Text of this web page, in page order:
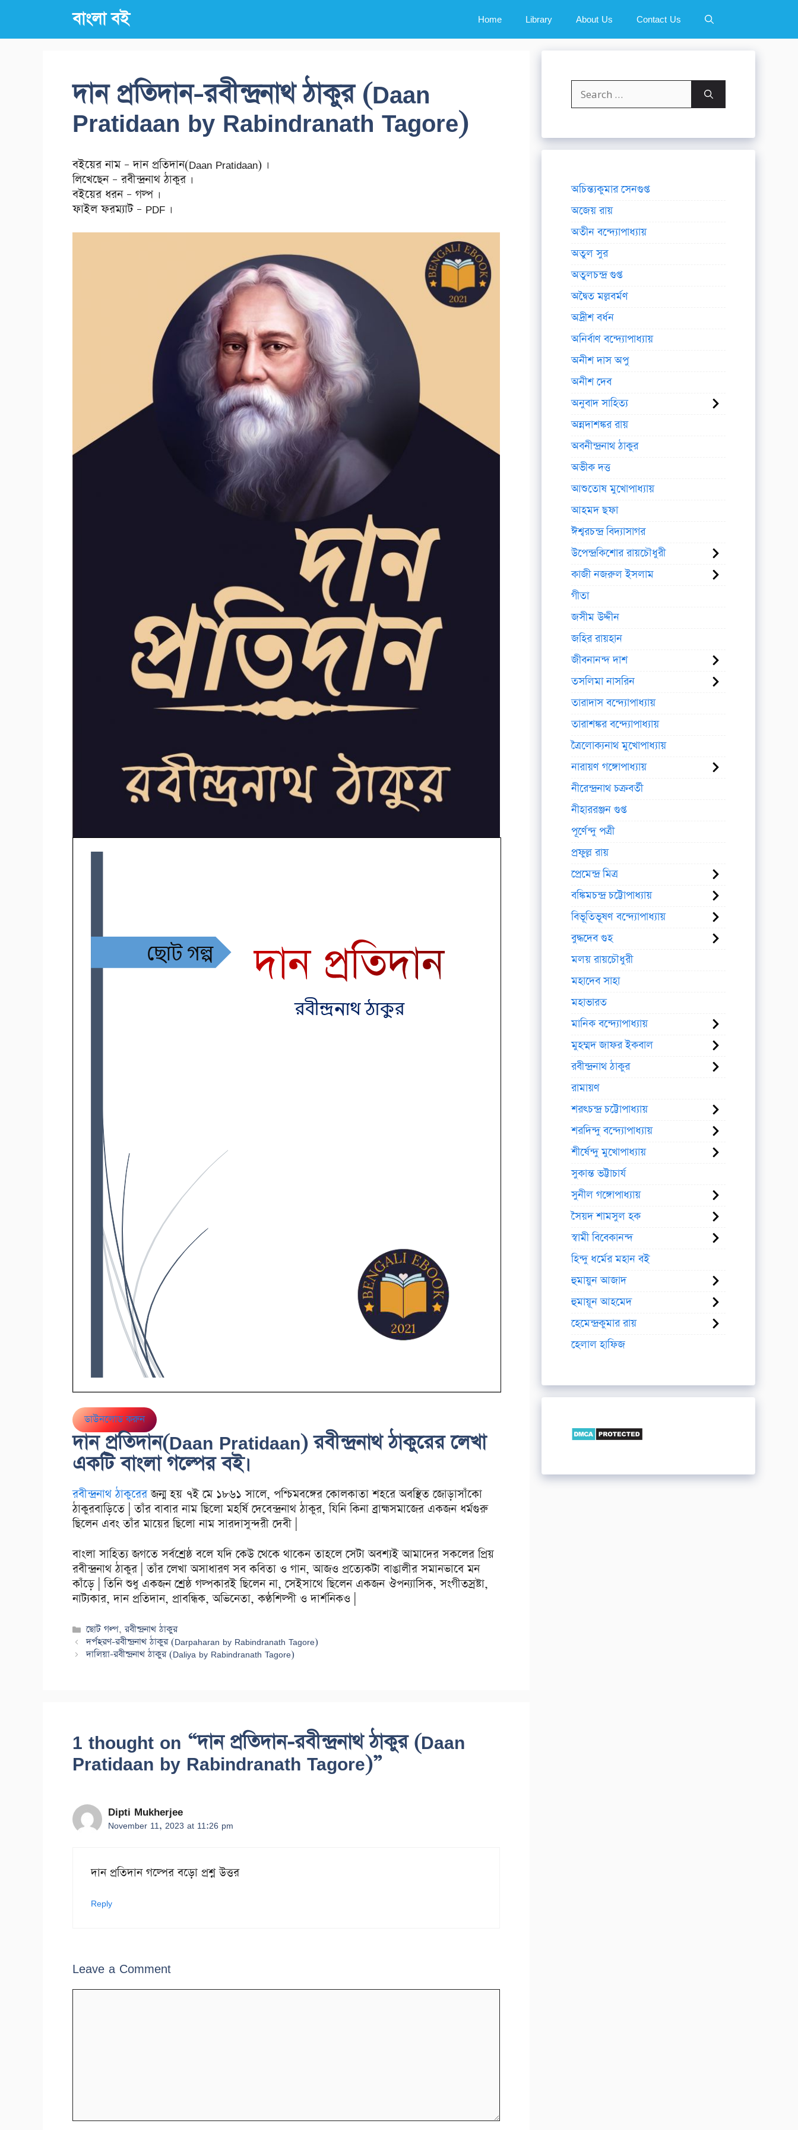
content
বাংলা বই Home Library About Us Contact Us
দান প্রতিদান-রবীন্দ্রনাথ ঠাকুর (Daan
Pratidaan by Rabindranath Tagore)
বইয়ের নাম – দান প্রতিদান(Daan Pratidaan) ।
লিখেছেন – রবীন্দ্রনাথ ঠাকুর ।
বইয়ের ধরন – গল্প ।
ফাইল ফরম্যাট – PDF ।
ডাউনলোড করুন
দান প্রতিদান(Daan Pratidaan) রবীন্দ্রনাথ ঠাকুরের লেখা
একটি বাংলা গল্পের বই।
রবীন্দ্রনাথ ঠাকুরেরজন্ম হয় ৭ই মে ১৮৬১ সালে, পশ্চিমবঙ্গের কোলকাতা শহরে অবস্থিত জোড়াসাঁকো
ঠাকুরবাড়িতে | তাঁর বাবার নাম ছিলো মহর্ষি দেবেন্দ্রনাথ ঠাকুর, যিনি কিনা ব্রাহ্মসমাজের একজন ধর্মগুরু
ছিলেন এবং তাঁর মায়ের ছিলো নাম সারদাসুন্দরী দেবী |
বাংলা সাহিত্য জগতে সর্বশ্রেষ্ঠ বলে যদি কেউ থেকে থাকেন তাহলে সেটা অবশ্যই আমাদের সকলের প্রিয়
রবীন্দ্রনাথ ঠাকুর | তাঁর লেখা অসাধারণ সব কবিতা ও গান, আজও প্রত্যেকটা বাঙালীর সমানভাবে মন
কাঁড়ে | তিনি শুধু একজন শ্রেষ্ঠ গল্পকারই ছিলেন না, সেইসাথে ছিলেন একজন ঔপন্যাসিক, সংগীতস্রষ্টা,
নাট্যকার, দান প্রতিদান, প্রাবন্ধিক, অভিনেতা, কণ্ঠশিল্পী ও দার্শনিকও |
Categories
ছোট গল্প,রবীন্দ্রনাথ ঠাকুর
দর্পহরণ-রবীন্দ্রনাথ ঠাকুর (Darpaharan by Rabindranath Tagore)
দালিয়া-রবীন্দ্রনাথ ঠাকুর (Daliya by Rabindranath Tagore)
1 thought on “দান প্রতিদান-রবীন্দ্রনাথ ঠাকুর (Daan
Pratidaan by Rabindranath Tagore)”
Dipti Mukherjee
November 11, 2023 at 11:26 pm
দান প্রতিদান গল্পের বড়ো প্রশ্ন উত্তর
Reply
Leave a Comment
Search
for:
অচিন্ত্যকুমার সেনগুপ্ত
অজেয় রায়
অতীন বন্দ্যোপাধ্যায়
অতুল সুর
অতুলচন্দ্র গুপ্ত
অদ্বৈত মল্লবর্মণ
অদ্রীশ বর্ধন
অনির্বাণ বন্দ্যোপাধ্যায়
অনীশ দাস অপু
অনীশ দেব
অনুবাদ সাহিত্য
অন্নদাশঙ্কর রায়
অবনীন্দ্রনাথ ঠাকুর
অভীক দত্ত
আশুতোষ মুখোপাধ্যায়
আহমদ ছফা
ঈশ্বরচন্দ্র বিদ্যাসাগর
উপেন্দ্রকিশোর রায়চৌধুরী
কাজী নজরুল ইসলাম
গীতা
জসীম উদ্দীন
জহির রায়হান
জীবনানন্দ দাশ
তসলিমা নাসরিন
তারাদাস বন্দ্যোপাধ্যায়
তারাশঙ্কর বন্দ্যোপাধ্যায়
ত্রৈলোক্যনাথ মুখোপাধ্যায়
নারায়ণ গঙ্গোপাধ্যায়
নীরেন্দ্রনাথ চক্রবর্তী
নীহাররঞ্জন গুপ্ত
পূর্ণেন্দু পত্রী
প্রফুল্ল রায়
প্রেমেন্দ্র মিত্র
বঙ্কিমচন্দ্র চট্টোপাধ্যায়
বিভূতিভূষণ বন্দ্যোপাধ্যায়
বুদ্ধদেব গুহ
মলয় রায়চৌধুরী
মহাদেব সাহা
মহাভারত
মানিক বন্দ্যোপাধ্যায়
মুহম্মদ জাফর ইকবাল
রবীন্দ্রনাথ ঠাকুর
রামায়ণ
শরৎচন্দ্র চট্টোপাধ্যায়
শরদিন্দু বন্দ্যোপাধ্যায়
শীর্ষেন্দু মুখোপাধ্যায়
সুকান্ত ভট্টাচার্য
সুনীল গঙ্গোপাধ্যায়
সৈয়দ শামসুল হক
স্বামী বিবেকানন্দ
হিন্দু ধর্মের মহান বই
হুমায়ুন আজাদ
হুমায়ূন আহমেদ
হেমেন্দ্রকুমার রায়
হেলাল হাফিজ